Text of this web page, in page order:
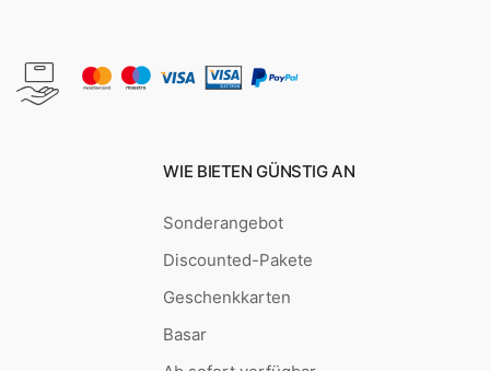
WIE BIETEN GÜNSTIG AN
Sonderangebot
Discounted-Pakete
Geschenkkarten
Basar